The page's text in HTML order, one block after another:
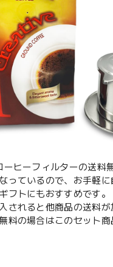
ヒーフィルターの送料
っているので、お手軽
フトにもおすすめです。
されると他商品の送料が
の場合はこのセット商